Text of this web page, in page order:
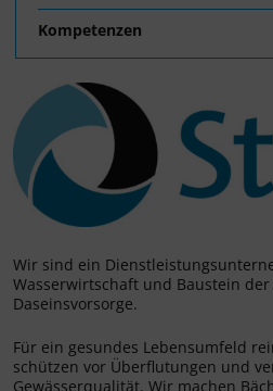
Kompetenzen
Wir sind ein
Wasserwirtschaft und Baustein
Daseinsvorsorge.
Für ein gesundes Lebensumfeld
schützen vor Überflutungen und
Gewässerqualität. Wir machen